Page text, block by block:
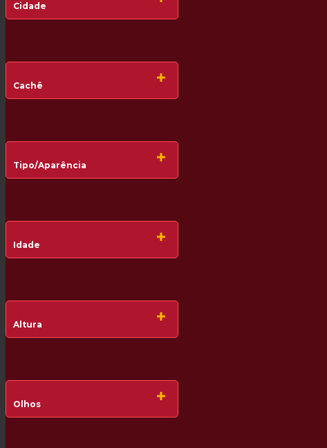
Cidade
Cachê
Tipo/Aparência
Idade
Altura
Olhos